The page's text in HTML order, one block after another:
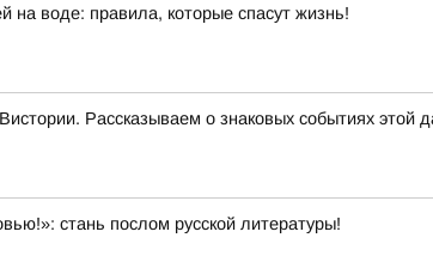
на воде: правила, которые спасут жизнь!
Рассказываем о знаковых событиях этой
стань послом русской литературы!